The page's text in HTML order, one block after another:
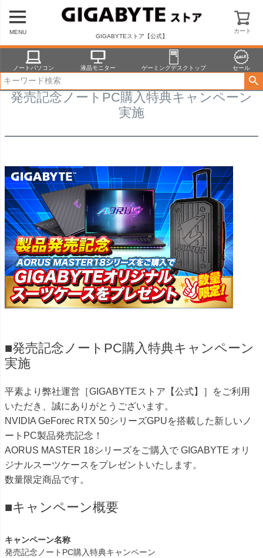
MENU
GIGABYTEストア【公式】
カート
ノートパソコン 液晶モニター ゲーミングデスクトップ セール
発売記念ノートPC購入特典キャンペーン
実施
■発売記念ノートPC購入特典キャンペーン
実施
平素より弊社運営［GIGABYTEストア【公式】］をご利用
いただき、誠にありがとうございます。
NVIDIA GeForec RTX 50シリーズGPUを搭載した新しいノ
ートPC製品発売記念！
AORUS MASTER 18シリーズをご購入で GIGABYTE オリ
ジナルスーツケースをプレゼントいたします。
数量限定商品です。
■キャンペーン概要
キャンペーン名称
発売記念ノートPC購入特典キャンペーン